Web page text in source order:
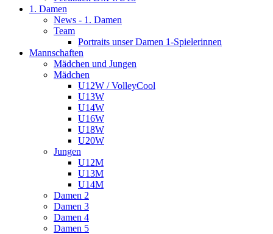
1. Damen
News - 1. Damen
Team
Portraits unser Damen 1-Spielerinnen
Mannschaften
Mädchen und Jungen
Mädchen
U12W / VolleyCool
U13W
U14W
U16W
U18W
U20W
Jungen
U12M
U13M
U14M
Damen 2
Damen 3
Damen 4
Damen 5